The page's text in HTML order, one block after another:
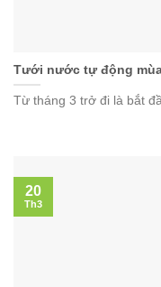
Tưới nước tự động
Từ tháng 3 trở đi là bắt
20
Th3